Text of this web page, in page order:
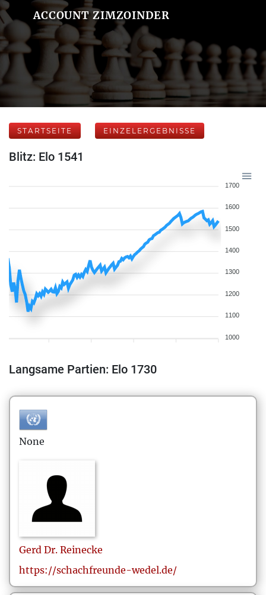
ACCOUNT ZIMZOINDER
STARTSEITE EINZELERGEBNISSE
Blitz: Elo 1541
1700
1600
1500
1400
1300
1200
1100
1000
Langsame Partien: Elo 1730
None
Gerd Dr. Reinecke
https://schachfreunde-wedel.de/